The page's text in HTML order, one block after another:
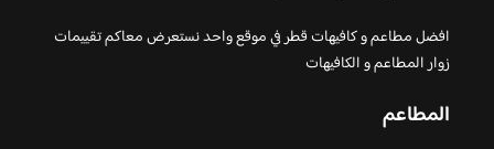
افضل مطاعم و كافيهات قطر في موقع واحد نستعرض معاكم تقييمات
زوار المطاعم و الكافيهات
المطاعم